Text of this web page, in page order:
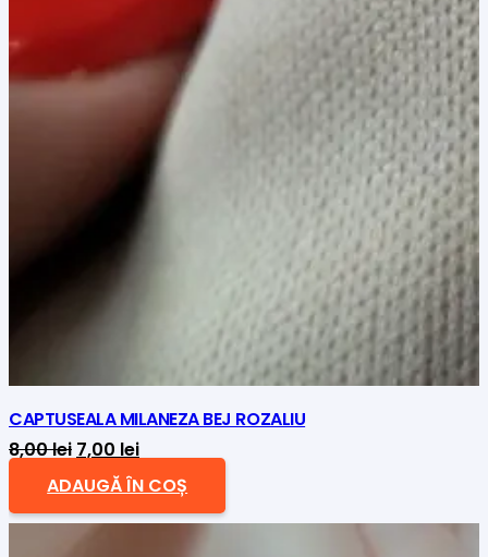
CAPTUSEALA MILANEZA BEJ ROZALIU
8,00lei Prețul
inițial
a
7,00 leiPrețul
curent
este:
ADAUGĂ ÎN COȘ